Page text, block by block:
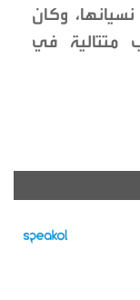
وكان
متتالية في